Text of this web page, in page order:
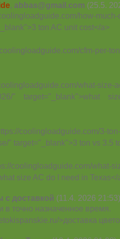
, abbas@gmail.com (25.5.
how-
ton AC unit cost</a>
cfm-per-
what-size-
"
3-ton-
" target="_blank">3 ton vs 3.5
what-
size AC do I need in Texas</
с доставкой (11.4. 2026 21:53)
в точно назначенное время.
>доставка